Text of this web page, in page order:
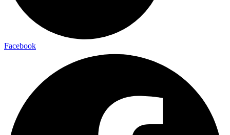
Facebook